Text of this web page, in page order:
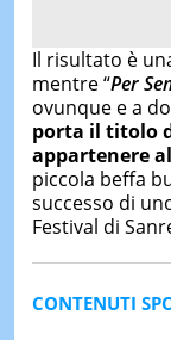
Il risultato è
mentre “Per
ovunque e a
porta il titolo
appartenere
piccola beffa
successo di
Festival di